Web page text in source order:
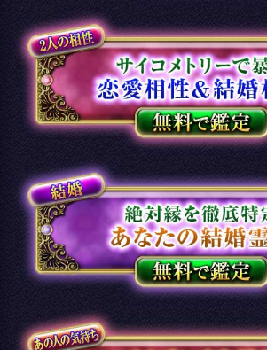
「うらなえる」について
利用規約
特定商取引法に基づく表記
免責事項
プライバシーポリシー
占い師一覧
運営会社
メルマガ配信解除
よくある質問